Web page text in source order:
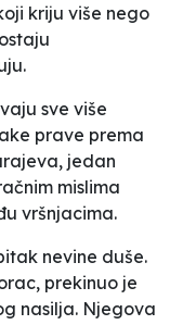
kriju više nego
sve više
prave prema
jedan
mislima
vršnjacima.
nevine duše.
prekinuo je
nasilja. Njegova